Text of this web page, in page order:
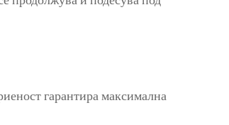
гарантира максимална